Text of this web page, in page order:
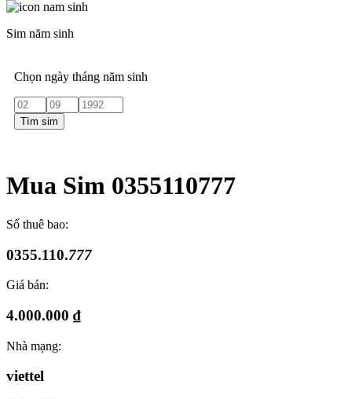
Sim năm sinh
Chọn ngày tháng năm sinh
Tìm sim
Mua Sim 0355110777
Số thuê bao:
0355.110.777
Giá bán:
4.000.000 ₫
Nhà mạng:
viettel